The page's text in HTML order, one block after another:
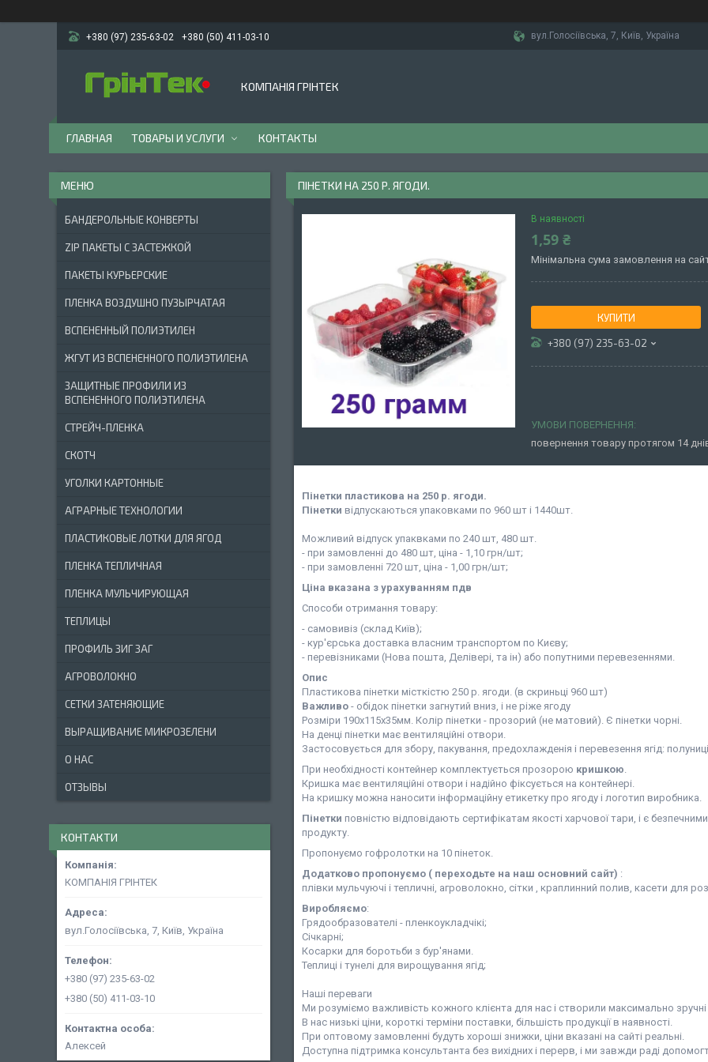
+380 (97) 235-63-02 +380 (50) 411-03-10 вул.Голосіївська, 7, Київ, Україна
КОМПАНІЯ ГРІНТЕК
ГЛАВНАЯ ТОВАРЫ И УСЛУГИ КОНТАКТЫ
ПІНЕТКИ НА 250 Р. ЯГОДИ.
В наявності
1,59 ₴
Мінімальна сума замовлення на
КУПИТИ
+380 (97) 235-63-02
повернення товару протягом 14
Пінетки пластикова на 250 р. ягоди.
Пінетки відпускаються упаковками по 960 шт і 1440шт.
Можливий відпуск упаквками по 240 шт, 480 шт.
- при замовленні до 480 шт, ціна - 1,10 грн/шт;
- при замовленні 720 шт, ціна - 1,00 грн/шт;
Ціна вказана з урахуванням пдв
Способи отримання товару:
- самовивіз (склад Київ);
- кур'єрська доставка власним транспортом по Києву;
- перевізниками (Нова пошта, Делівері, та ін) або попутними перевезеннями.
Опис
Пластикова пінетки місткістю 250 р. ягоди. (в скриньці 960 шт)
Важливо - обідок пінетки загнутий вниз, і не ріже ягоду
Розміри 190х115х35мм. Колір пінетки - прозорий (не матовий). Є пінетки чорні.
На денці пінетки має вентиляційні отвори.
Застосовується для збору, пакування, предохлажденія і перевезення ягід:
При необхідності контейнер комплектується прозорою кришкою
Кришка має вентиляційні отвори і надійно фіксується на контейнері.
На кришку можна наносити інформаційну етикетку про ягоду і логотип виробника.
Пінетки повністю відповідають сертифікатам якості харчової тари, і є
продукту.
Пропонуємо гофролотки на 10 пінеток.
Додатково пропонуємо ( переходьте на наш основний сайт) :
плівки мульчуючі і тепличні, агроволокно, сітки , краплинний полив, касети для
Виробляємо:
Грядообразователі - пленкоукладчікі;
Січкарні;
Косарки для боротьби з бур'янами.
Теплиці і тунелі для вирощування ягід;
Наші переваги
Ми розуміємо важливість кожного клієнта для нас і створили максимально зручні
В нас низькі ціни, короткі терміни поставки, більшість продукції в наявності.
При оптовому замовленні будуть хороші знижки, ціни вказані на сайті реальні.
Доступна підтримка консультанта без вихідних і перерв, і ми завжди раді
БАНДЕРОЛЬНЫЕ КОНВЕРТЫ
ZIP ПАКЕТЫ С ЗАСТЕЖКОЙ
ПАКЕТЫ КУРЬЕРСКИЕ
ПЛЕНКА ВОЗДУШНО ПУЗЫРЧАТАЯ
ВСПЕНЕННЫЙ ПОЛИЭТИЛЕН
ЖГУТ ИЗ ВСПЕНЕННОГО ПОЛИЭТИЛЕНА
ЗАЩИТНЫЕ ПРОФИЛИ ИЗ
ВСПЕНЕННОГО ПОЛИЭТИЛЕНА
СТРЕЙЧ-ПЛЕНКА
СКОТЧ
УГОЛКИ КАРТОННЫЕ
АГРАРНЫЕ ТЕХНОЛОГИИ
ПЛАСТИКОВЫЕ ЛОТКИ ДЛЯ ЯГОД
ПЛЕНКА ТЕПЛИЧНАЯ
ПЛЕНКА МУЛЬЧИРУЮЩАЯ
ТЕПЛИЦЫ
ПРОФИЛЬ ЗИГ ЗАГ
АГРОВОЛОКНО
СЕТКИ ЗАТЕНЯЮЩИЕ
ВЫРАЩИВАНИЕ МИКРОЗЕЛЕНИ
О НАС
ОТЗЫВЫ
КОНТАКТИ
КОМПАНІЯ ГРІНТЕК
вул.Голосіївська, 7, Київ, Україна
+380 (97) 235-63-02
+380 (50) 411-03-10
Алексей